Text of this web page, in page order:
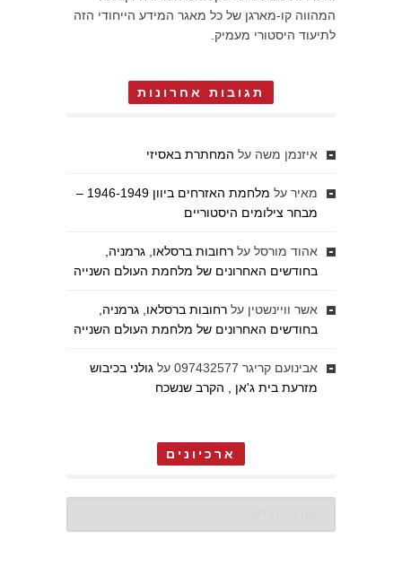
המהווה קו-מארגן של כל מאגר המידע הייחודי הזה
לתיעוד היסטורי מעמיק.
תגובות אחרונות
איזנמן משה על המחתרת באסיזי
מאיר על
מלחמת האזרחים ביוון 1946-1949 –
מבחר צילומים היסטוריים
אהוד מורסל על רחובות ברסלאו, גרמניה,
בחודשים האחרונים של מלחמת העולם השנייה
אשר וויינשטין על רחובות ברסלאו, גרמניה,
בחודשים האחרונים של מלחמת העולם השנייה
אבינועם קריגר 097432577 על גולני בכיבוש
מזרעת בית ג'אן , הקרב שנשכח
ארכיונים